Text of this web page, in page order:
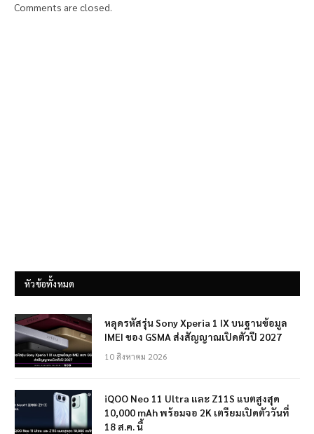
Comments are closed.
หัวข้อทั้งหมด
หลุดรหัสรุ่น Sony Xperia 1 IX บนฐานข้อมูล
IMEI ของ GSMA ส่งสัญญาณเปิดตัวปี 2027
10 สิงหาคม 2026
iQOO Neo 11 Ultra และ Z11S แบตสูงสุด
10,000 mAh พร้อมจอ 2K เตรียมเปิดตัววันที่
18 ส.ค. นี้